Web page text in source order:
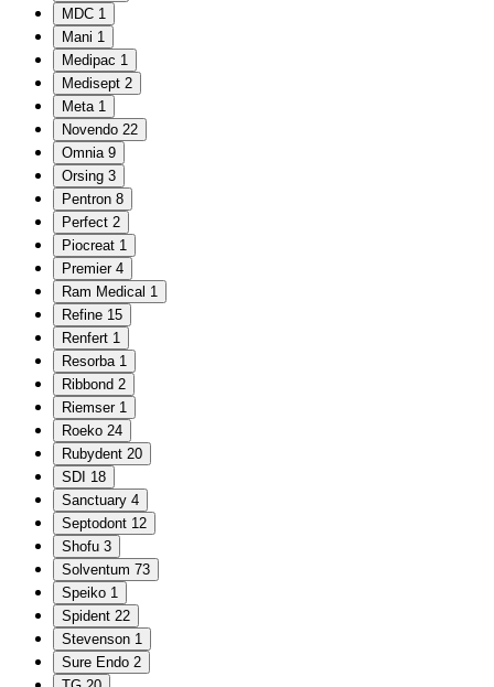
MDC 1
Mani 1
Medipac 1
Medisept 2
Meta 1
Novendo 22
Omnia 9
Orsing 3
Pentron 8
Perfect 2
Piocreat 1
Premier 4
Ram Medical 1
Refine 15
Renfert 1
Resorba 1
Ribbond 2
Riemser 1
Roeko 24
Rubydent 20
SDI 18
Sanctuary 4
Septodont 12
Shofu 3
Solventum 73
Speiko 1
Spident 22
Stevenson 1
Sure Endo 2